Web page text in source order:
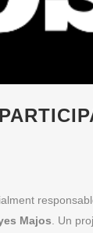
Majos . Un